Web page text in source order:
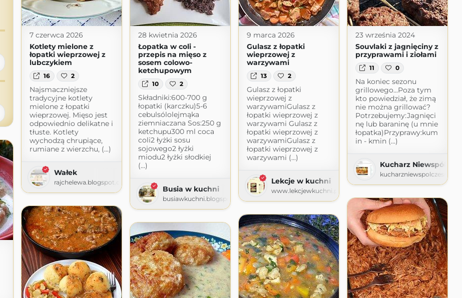
7 czerwca 2026
Kotlety mielone z
łopatki wieprzowej z
lubczykiem
16 2
Najsmaczniejsze
tradycyjne kotlety
mielone z łopatki
wieprzowej. Mięso jest
odpowiednio delikatne i
tłuste. Kotlety
wychodzą chrupiące,
rumiane z wierzchu, (...)
Wałek
rajchelewa.blogspot.com
28 kwietnia 2026
Łopatka w coli -
przepis na mięso z
sosem colowo-
ketchupowym
10 2
Składniki:600-700 g
łopatki (karczku)5-6
cebulsólolejmąka
ziemniaczana Sos:250 g
ketchupu300 ml coca
coli2 łyżki sosu
sojowego2 łyżki
miodu2 łyżki słodkiej
(...)
Busia w kuchni
busiawkuchni.blogspot.com
9 marca 2026
Gulasz z łopatki
wieprzowej z
warzywami
13 2
Gulasz z łopatki
wieprzowej z
warzywamiGulasz z
łopatki wieprzowej z
warzywami Gulasz z
łopatki wieprzowej z
warzywamiGulasz z
łopatki wieprzowej z
warzywami (...)
Lekcje w kuchni
www.lekcjewkuchni.pl
23 września 2024
Souvlaki z jagnięciny z
przyprawami i ziołami
11 0
Na koniec sezonu
grillowego...Poza tym
kto powiedział, że zimą
nie można grillować?
Potrzebujemy:Jagnięci
nę lub baraninę (u mnie
łopatka)Przyprawy:kum
in - kmin (...)
Kucharz